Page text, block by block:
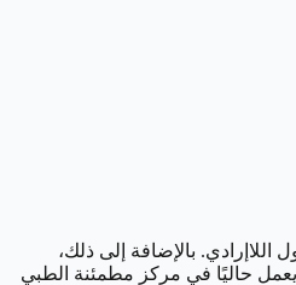
بالإضافة إلى ذلك،
حاليًا في مركز مطمئنة الطبي